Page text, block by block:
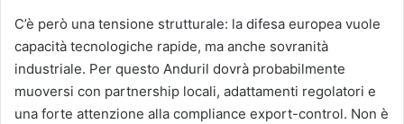
C’è però una tensione strutturale: la difesa europea vuole
capacità tecnologiche rapide, ma anche sovranità
industriale. Per questo Anduril dovrà probabilmente
muoversi con partnership locali, adattamenti regolatori e
una forte attenzione alla compliance export-control. Non è